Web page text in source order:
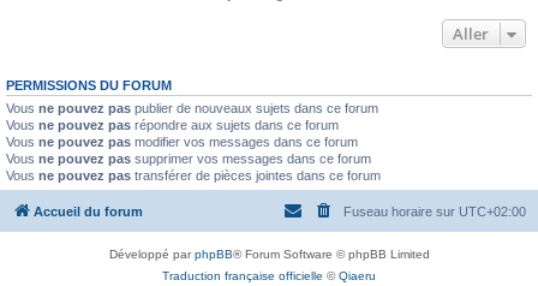
Aller
PERMISSIONS DU FORUM
Vous ne pouvez pas publier de nouveaux sujets dans ce forum
Vous ne pouvez pas répondre aux sujets dans ce forum
Vous ne pouvez pas modifier vos messages dans ce forum
Vous ne pouvez pas supprimer vos messages dans ce forum
Vous ne pouvez pas transférer de pièces jointes dans ce forum
Accueil du forum Fuseau horaire sur UTC+02:00
Développé parphpBB® Forum Software © phpBB Limited
Traduction française officielle ©Qiaeru